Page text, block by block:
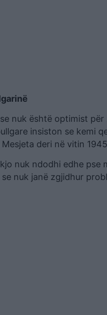
nuk është optimist për
insiston se kemi
deri në vitin
nuk ndodhi edhe pse
nuk janë zgjidhur